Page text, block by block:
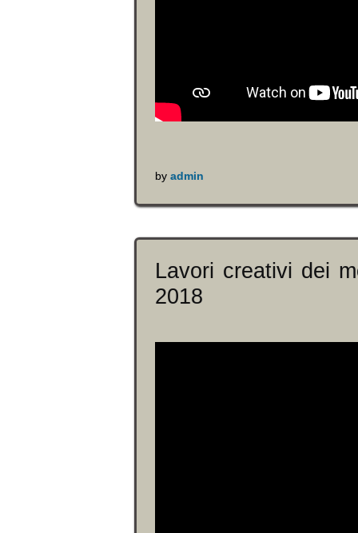
by admin
Lavori creativi dei
2018